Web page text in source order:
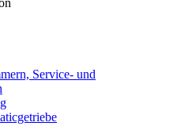
Service- und